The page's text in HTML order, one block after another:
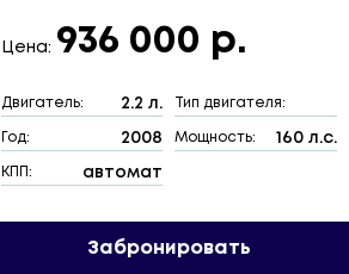
Цена: 936 000 р.
Двигатель: 2.2 л. Тип двигателя:
Год: 2008 Мощность: 160 л.с.
КПП: автомат
Забронировать